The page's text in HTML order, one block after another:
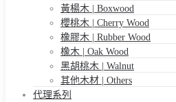
黃楊木 | Boxwood
櫻桃木 | Cherry Wood
橡膠木 | Rubber Wood
橡木 | Oak Wood
黑胡桃木 | Walnut
其他木材 | Others
代理系列